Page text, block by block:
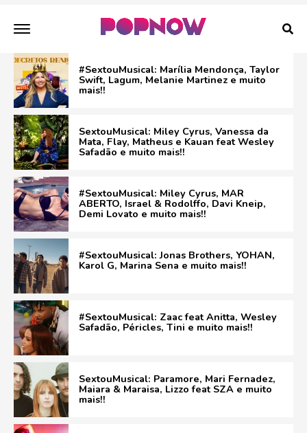
#SextouMusical: Marília Mendonça, Taylor
Swift, Lagum, Melanie Martinez e muito
mais!!
SextouMusical: Miley Cyrus, Vanessa da
Mata, Flay, Matheus e Kauan feat Wesley
Safadão e muito mais!!
#SextouMusical: Miley Cyrus, MAR
ABERTO, Israel & Rodolffo, Davi Kneip,
Demi Lovato e muito mais!!
#SextouMusical: Jonas Brothers, YOHAN,
Karol G, Marina Sena e muito mais!!
#SextouMusical: Zaac feat Anitta, Wesley
Safadão, Péricles, Tini e muito mais!!
SextouMusical: Paramore, Mari Fernadez,
Maiara & Maraisa, Lizzo feat SZA e muito
mais!!